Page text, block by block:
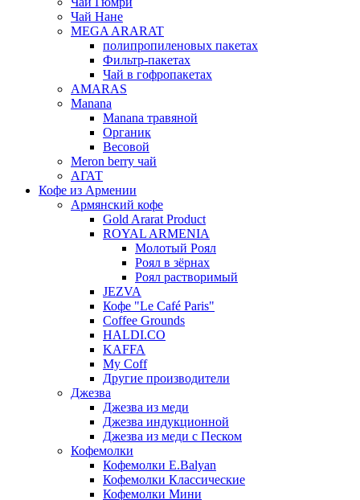
Чай Нане
MEGA ARARAT
полипропиленовых пакетах
Фильтр-пакетах
Чай в гофропакетах
AMARAS
Manana
Manana травяной
Органик
Весовой
Meron berry чай
АГАТ
Кофе из Армении
Армянский кофе
Gold Ararat Product
ROYAL ARMENIA
Молотый Роял
Роял в зёрнах
Роял растворимый
JEZVA
Кофе "Le Café Paris"
Coffee Grounds
HALDI.CO
KAFFA
My Coff
Другие производители
Джезва
Джезва из меди
Джезва индукционной
Джезва из меди с Песком
Кофемолки
Кофемолки E.Balyan
Кофемолки Классические
Кофемолки Мини